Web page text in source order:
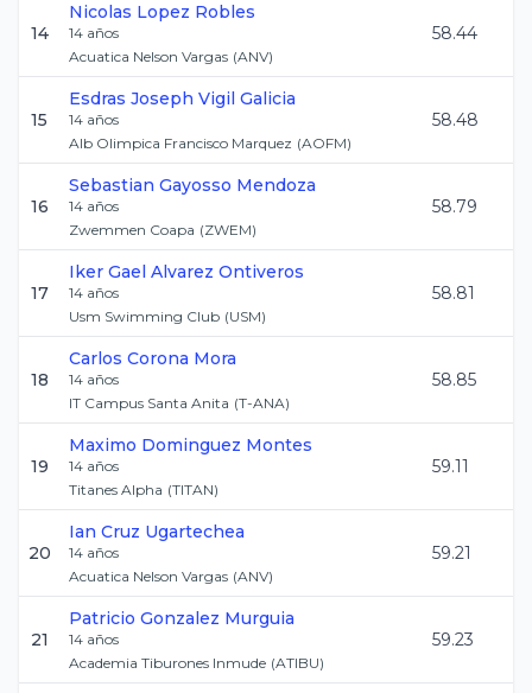
14
Nicolas Lopez Robles
14 años
Acuatica Nelson Vargas (ANV)
58.44
15
Esdras Joseph Vigil Galicia
14 años
Alb Olimpica Francisco Marquez (AOFM)
58.48
16
Sebastian Gayosso Mendoza
14 años
Zwemmen Coapa (ZWEM)
58.79
17
Iker Gael Alvarez Ontiveros
14 años
Usm Swimming Club (USM)
58.81
18
Carlos Corona Mora
14 años
IT Campus Santa Anita (T-ANA)
58.85
19
Maximo Dominguez Montes
14 años
Titanes Alpha (TITAN)
59.11
20
Ian Cruz Ugartechea
14 años
Acuatica Nelson Vargas (ANV)
59.21
21
Patricio Gonzalez Murguia
14 años
Academia Tiburones Inmude (ATIBU)
59.23